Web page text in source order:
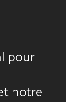
pour
notre